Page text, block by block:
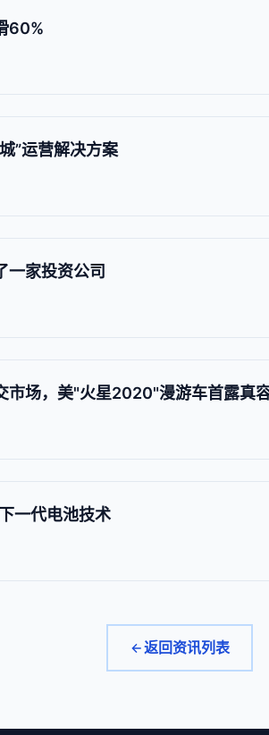
60%
”运营解决方案
一家投资公司
市场，美"火星2020"漫游车首露真
一代电池技术
返回资讯列表